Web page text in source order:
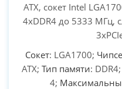
ATX, сокет Intel
4xDDR4 до 5333 МГц,
Сокет: LGA1700;
ATX; Тип памяти: DDR4;
4;